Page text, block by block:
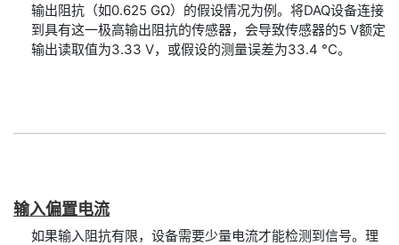
输出阻抗（如0.625 GΩ）的假设情况为例。将DAQ设备连接
到具有这一极高输出阻抗的传感器，会导致传感器的5 V额定
输出读取值为3.33 V，或假设的测量误差为33.4 °C。
输入偏置电流
如果输入阻抗有限，设备需要少量电流才能检测到信号。理